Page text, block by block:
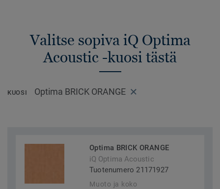
Valitse sopiva iQ Optima
Acoustic -kuosi tästä
KUOSI Optima BRICK ORANGE
Optima BRICK ORANGE
iQ Optima Acoustic
Tuotenumero 21171927
Muoto ja koko